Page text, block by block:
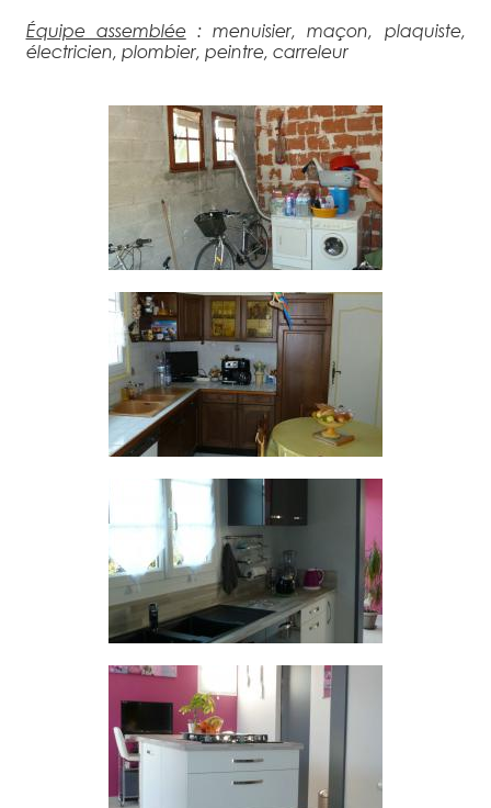
Équipe assemblée: menuisier, maçon, plaquiste,
électricien, plombier, peintre, carreleur